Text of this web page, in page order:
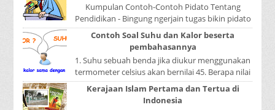
Kumpulan Contoh-Contoh Pidato Tentang
Pendidikan - Bingung ngerjain tugas bikin pidato
sekolah? Atau sedang nyari kumpulan contoh-
contoh ...
Contoh Soal Suhu dan Kalor beserta
pembahasannya
1. Suhu sebuah benda jika diukur menggunakan
termometer celsius akan bernilai 45. Berapa nilai
yang ditunjukkan oleh termometer Reamur, ...
Kerajaan Islam Pertama dan Tertua di
Indonesia